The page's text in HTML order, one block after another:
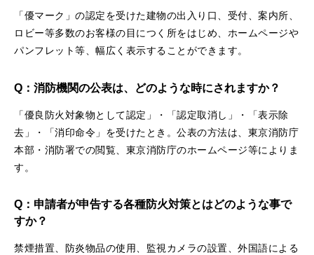
「優マーク」の認定を受けた建物の出入り口、受付、案内所、
ロビー等多数のお客様の目につく所をはじめ、ホームページや
パンフレット等、幅広く表示することができます。
Q：消防機関の公表は、どのような時にされますか？
「優良防火対象物として認定」・「認定取消し」・「表示除
去」・「消印命令」を受けたとき。公表の方法は、東京消防庁
本部・消防署での閲覧、東京消防庁のホームページ等によりま
す。
Q：申請者が申告する各種防火対策とはどのような事で
すか？
禁煙措置、防炎物品の使用、監視カメラの設置、外国語による